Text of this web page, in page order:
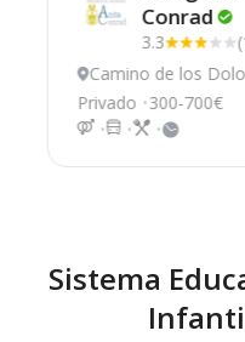
Conrad
3.3
Camino de los
De Gran Canaria
Privado 300-700€
Sistema